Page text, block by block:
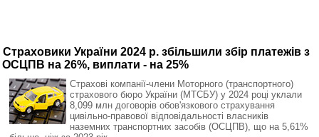
Страховики України 2024 р. збільшили збір платежів з
ОСЦПВ на 26%, виплати - на 25%
Страхові компанії-члени Моторного (транспортного)
страхового бюро України (МТСБУ) у 2024 році уклали
8,099 млн договорів обов'язкового страхування
цивільно-правової відповідальності власників
наземних транспортних засобів (ОСЦПВ), що на 5,61%